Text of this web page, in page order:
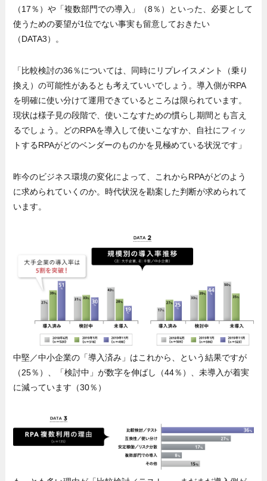
（17％）や「複数部門での導入」（8％）といった、必要として
使うための要望が1位でない事実も留意しておきたい
（DATA3）。
「比較検討の36％については、同時にリプレイスメント（乗り
換え）の可能性があるとも考えていいでしょう。導入側がRPA
を明確に使い分けて運用できているところは限られています。
現状は様子見の段階で、使いこなすための慣らし期間とも言え
るでしょう。どのRPAを導入して使いこなすか、自社にフィッ
トするRPAがどのベンダーのものかを見極めている状況です」
昨今のビジネス環境の変化によって、これからRPAがどのよう
に求められていくのか。時代状況を勘案した判断が求められて
います。
中堅／中小企業の「導入済み」はこれから、という結果ですが
（25％）、「検討中」が数字を伸ばし（44％）、未導入が着実
に減っています（30％）